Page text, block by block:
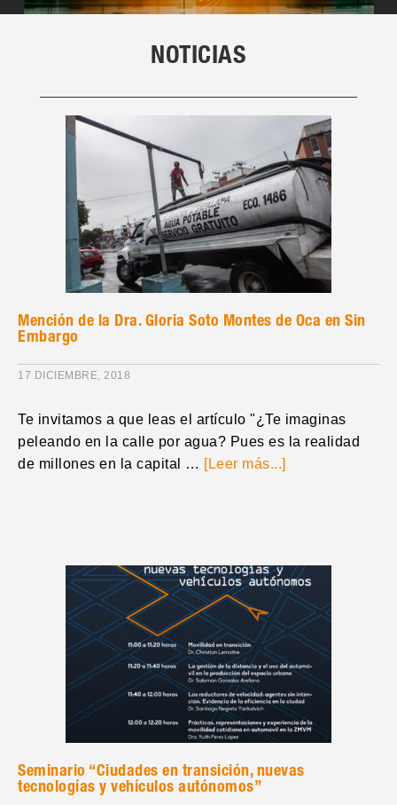
NOTICIAS
Mención de la Dra. Gloria Soto Montes de Oca en Sin
Embargo
17 DICIEMBRE, 2018
Te invitamos a que leas el artículo "¿Te imaginas
peleando en la calle por agua? Pues es la realidad
de millones en la capital … [Leer más...]
Seminario “Ciudades en transición, nuevas
tecnologías y vehículos autónomos”